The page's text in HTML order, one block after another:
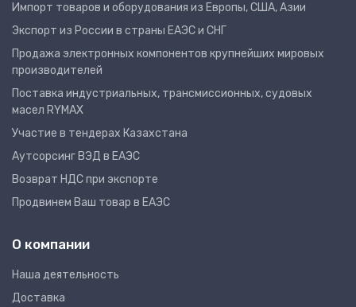
Импорт товаров и оборудования из Европы, США, Азии
Экспорт из России в страны ЕАЭС и СНГ
Продажа электронных компонентов крупнейших мировых
производителей
Поставка индустриальных, трансмиссионных, судовых
масел RYMAX
Участие в тендерах Казахстана
Аутсорсинг ВЭД в ЕАЭС
Возврат НДС при экспорте
Продвинем Ваш товар в ЕАЭС
О компании
Наша деятельность
Доставка